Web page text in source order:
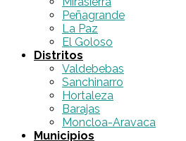
Peñagrande
La Paz
El Goloso
Distritos
Valdebebas
Sanchinarro
Hortaleza
Barajas
Moncloa-Aravaca
Municipios